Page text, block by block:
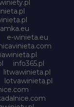
e-winieta.eu
info365.pl
litwawinieta.pl
lotvawinieta.pl